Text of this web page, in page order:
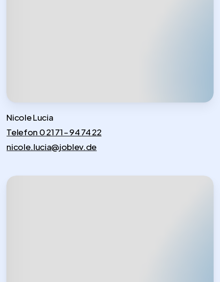
Nicole Lucia
Telefon 0 21 71 – 94 74 22
nicole.lucia@joblev.de